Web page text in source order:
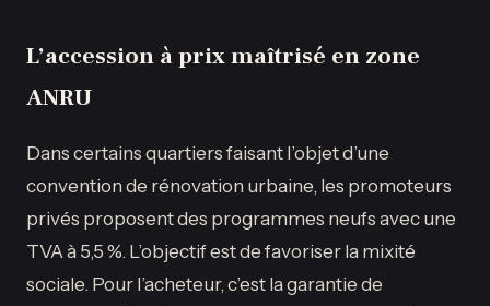
L’accession à prix maîtrisé en zone
ANRU
Dans certains quartiers faisant l’objet d’une
convention de rénovation urbaine, les promoteurs
privés proposent des programmes neufs avec une
TVA à 5,5 %. L’objectif est de favoriser la mixité
sociale. Pour l’acheteur, c’est la garantie de